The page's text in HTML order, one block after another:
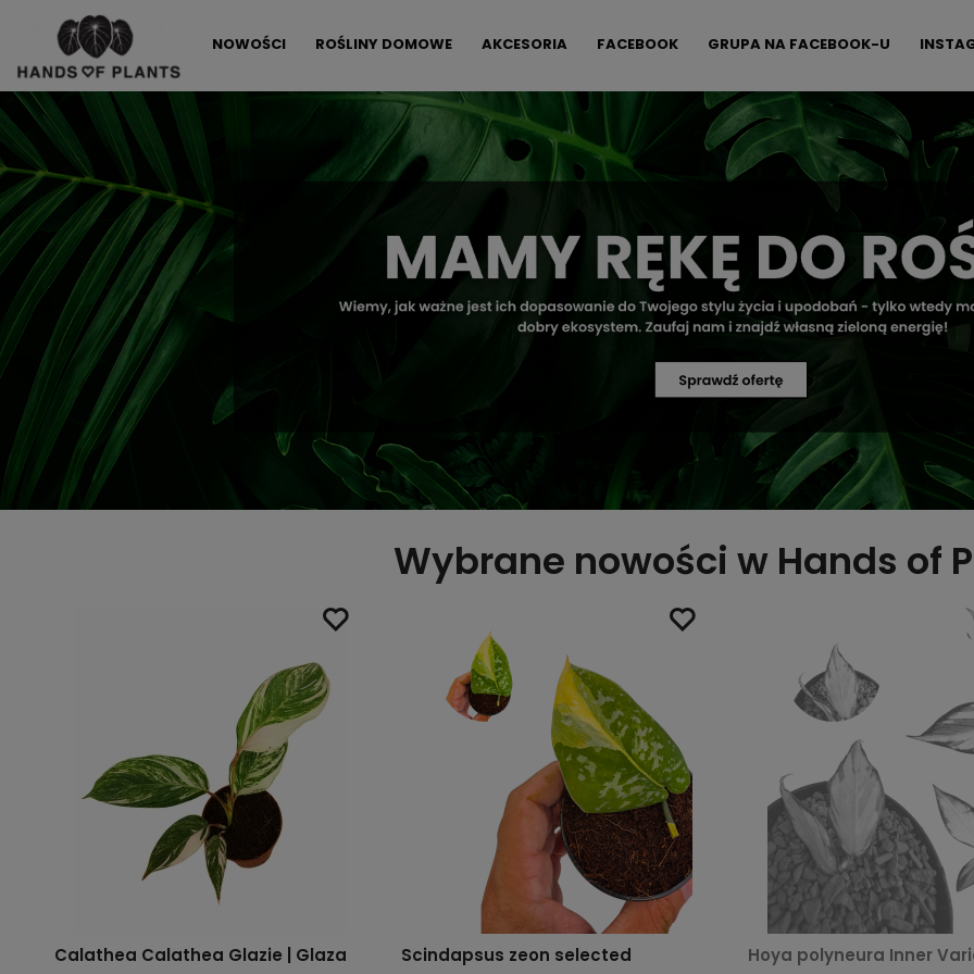
NOWOŚCI ROŚLINY DOMOWE AKCESORIA FACEBOOK GRUPA NA FACEBOOK-U
PROMOCJE FAQ KONTAKT
Wybrane nowości w Hands of
Calathea Calathea Glazie | Glaza Scindapsus zeon selected Hoya polyneura Inner